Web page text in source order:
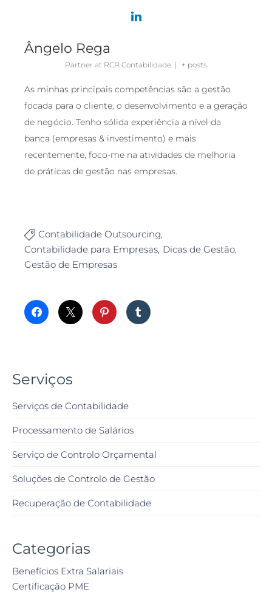
Ângelo Rega
Partner at RCR Contabilidade | + posts
As minhas principais competências são a gestão
focada para o cliente, o desenvolvimento e a geração
de negócio. Tenho sólida experiência a nível da
banca (empresas & investimento) e mais
recentemente, foco-me na atividades de melhoria
de práticas de gestão nas empresas.
 Contabilidade Outsourcing
Contabilidade para Empresas Dicas de Gestão
Gestão de Empresas
Serviços
Serviços de Contabilidade
Processamento de Salários
Serviço de Controlo Orçamental
Soluções de Controlo de Gestão
Recuperação de Contabilidade
Categorias
Benefícios Extra Salariais
Certificação PME